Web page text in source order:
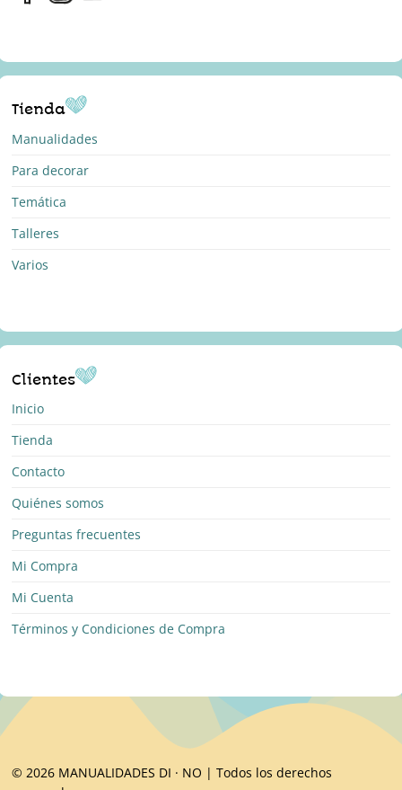
Tienda
Manualidades
Para decorar
Temática
Talleres
Varios
Clientes
Inicio
Tienda
Contacto
Quiénes somos
Preguntas frecuentes
Mi Compra
Mi Cuenta
Términos y Condiciones de Compra
© 2026 MANUALIDADES DI · NO | Todos los derechos